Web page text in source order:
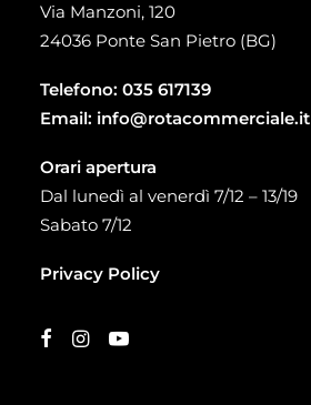
Via Manzoni, 120
24036 Ponte San Pietro (BG)
Telefono: 035 617139
Email: info@rotacommerciale.it
Orari apertura
Dal lunedì al venerdì 7/12 – 13/19
Sabato 7/12
Privacy Policy